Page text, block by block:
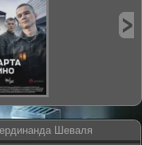
Шеваля